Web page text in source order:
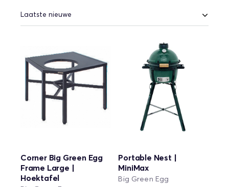
Corner Big Green Egg
Frame Large |
Hoektafel
Portable Nest |
MiniMax
Big Green Egg